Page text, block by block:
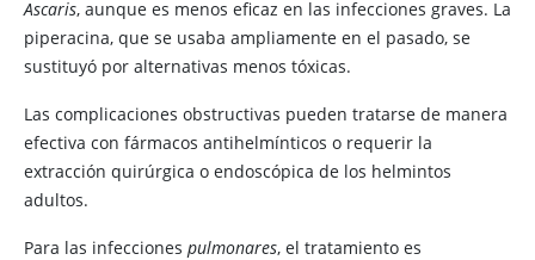
Ascaris, aunque es menos eficaz en las infecciones graves. La
piperacina, que se usaba ampliamente en el pasado, se
sustituyó por alternativas menos tóxicas.
Las complicaciones obstructivas pueden tratarse de manera
efectiva con fármacos antihelmínticos o requerir la
extracción quirúrgica o endoscópica de los helmintos
adultos.
Para las infecciones pulmonares, el tratamiento es